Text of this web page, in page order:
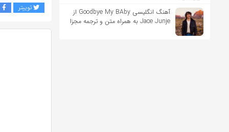
آهنگ انگلیسی Goodbye My BAby از
Jace Junje به همراه متن و ترجمه مجزا
توییتر